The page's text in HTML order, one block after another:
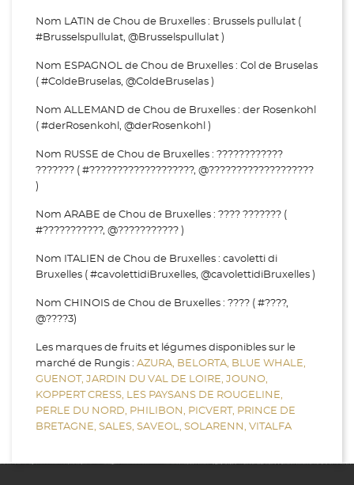
Nom LATIN de Chou de Bruxelles : Brussels pullulat (
#Brusselspullulat, @Brusselspullulat )
Nom ESPAGNOL de Chou de Bruxelles : Col de Bruselas
( #ColdeBruselas, @ColdeBruselas )
Nom ALLEMAND de Chou de Bruxelles : der Rosenkohl
( #derRosenkohl, @derRosenkohl )
Nom RUSSE de Chou de Bruxelles : ????????????
??????? ( #???????????????????, @???????????????????
)
Nom ARABE de Chou de Bruxelles : ???? ??????? (
#???????????, @??????????? )
Nom ITALIEN de Chou de Bruxelles : cavoletti di
Bruxelles ( #cavolettidiBruxelles, @cavolettidiBruxelles )
Nom CHINOIS de Chou de Bruxelles : ???? ( #????,
@????3)
Les marques de fruits et légumes disponibles sur le
marché de Rungis : AZURA, BELORTA, BLUE WHALE,
GUENOT, JARDIN DU VAL DE LOIRE, JOUNO,
KOPPERT CRESS, LES PAYSANS DE ROUGELINE,
PERLE DU NORD, PHILIBON, PICVERT, PRINCE DE
BRETAGNE, SALES, SAVEOL, SOLARENN, VITALFA